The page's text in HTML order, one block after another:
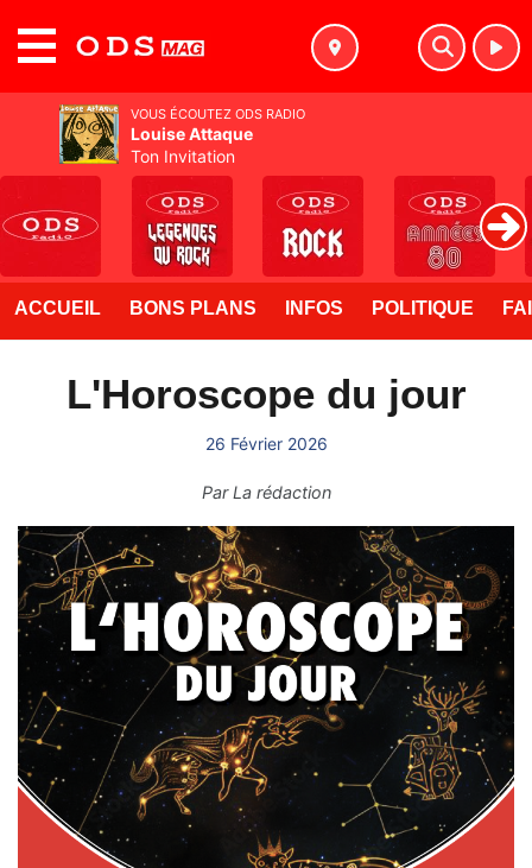
ACCUEIL BONS PLANS INFOS POLITIQUE
L'Horoscope du jour
26 Février 2026
ParLa rédaction
VOUS ÉCOUTEZ ODS RADIO
Louise Attaque
Ton Invitation